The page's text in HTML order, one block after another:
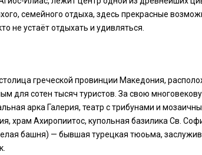
семейного отдыха, здесь прекрасные
не устаёт отдыхать и удивляться.
греческой провинции Македония,
для сотен тысяч туристов. За свою
арка Галерия, театр с трибунами и
храм Ахиропиитос, купольная базилика Св.
башня) — бывшая турецкая тюоьма,